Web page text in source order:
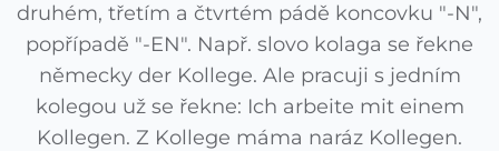
druhém, třetím a čtvrtém pádě koncovku "-N",
popřípadě "-EN". Např. slovo kolaga se řekne
německy der Kollege. Ale pracuji s jedním
kolegou už se řekne: Ich arbeite mit einem
Kollegen. Z Kollege máma naráz Kollegen.